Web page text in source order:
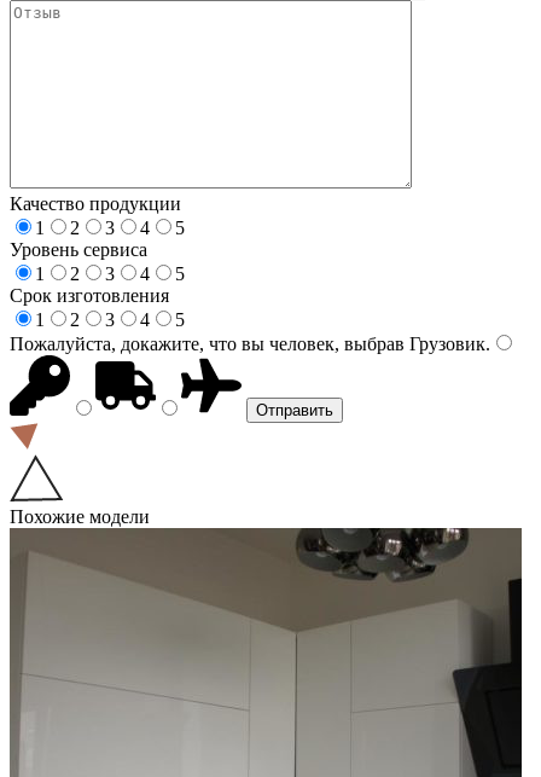
Качество продукции
1
2 3 4
5
Уровень сервиса
1
2 3 4
5
Срок изготовления
1
2 3 4
5
Пожалуйста, докажите, что вы человек, выбрав Грузовик.
Похожие модели